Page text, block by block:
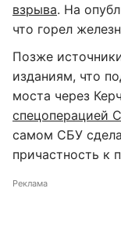
взрыва. На
что горел
Позже
изданиям, что
моста через
спецоперацией
самом СБУ
причастность к
Реклама